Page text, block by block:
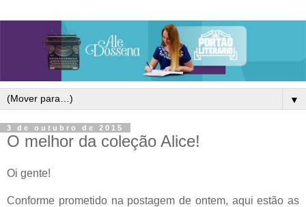
▼
3 de outubro de 2015
O melhor da coleção Alice!
Oi gente!
Conforme prometido na postagem de ontem, aqui estão as